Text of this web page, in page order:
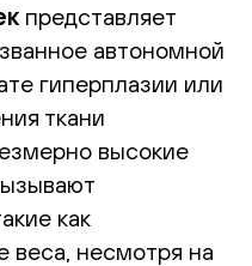
представляет
автономной
гиперплазии или
ткани
высокие
как
веса, несмотря на